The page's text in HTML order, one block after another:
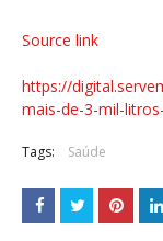
Source link
https://
mais-de-3-mil-
Tags: Saúde